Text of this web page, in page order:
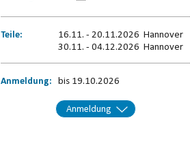
Teile:
16.11. - 20.11.2026 Hannover
30.11. - 04.12.2026 Hannover
Anmeldung: bis 19.10.2026
Anmeldung